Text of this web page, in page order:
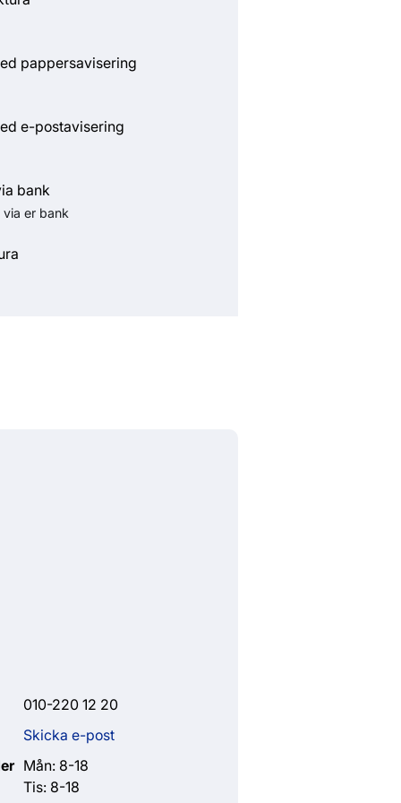
pappersavisering
e-postavisering
bank
er bank
010-220 12 20
Skicka e-post
Mån: 8-18
Tis: 8-18